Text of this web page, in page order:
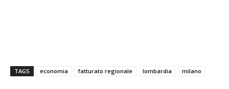
TAGS economia fatturato regionale lombardia milano